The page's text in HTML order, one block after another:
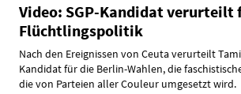
Video: SGP-Kandidat verurteilt
Flüchtlingspolitik
Nach den Ereignissen von Ceuta verurteilt
Kandidat für die Berlin-Wahlen, die
die von Parteien aller Couleur umgesetzt wird.